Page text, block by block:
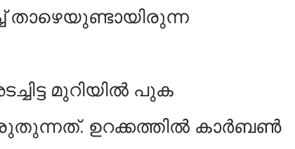
താഴെയുണ്ടായിരുന്ന
മുറിയിൽ പുക
ഉറക്കത്തിൽ കാർബൺ